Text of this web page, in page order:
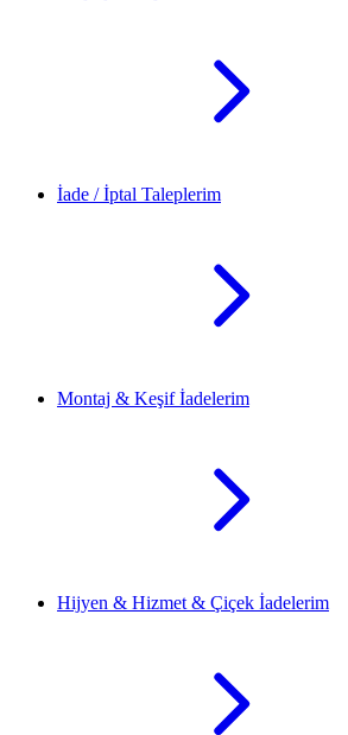
İade / İptal Taleplerim
Montaj & Keşif İadelerim
Hijyen & Hizmet & Çiçek İadelerim